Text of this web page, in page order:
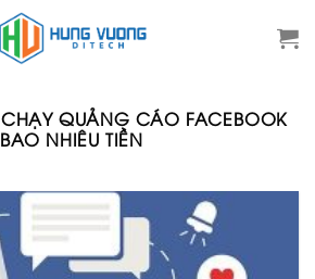
CHẠY QUẢNG CÁO FACEBOOK
BAO NHIÊU TIỀN